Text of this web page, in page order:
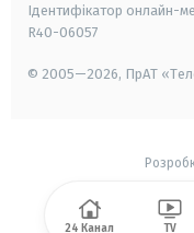
Ідентифікатор онлайн-
R40-06057
© 2005—2026, ПрАТ
24 Канал TV